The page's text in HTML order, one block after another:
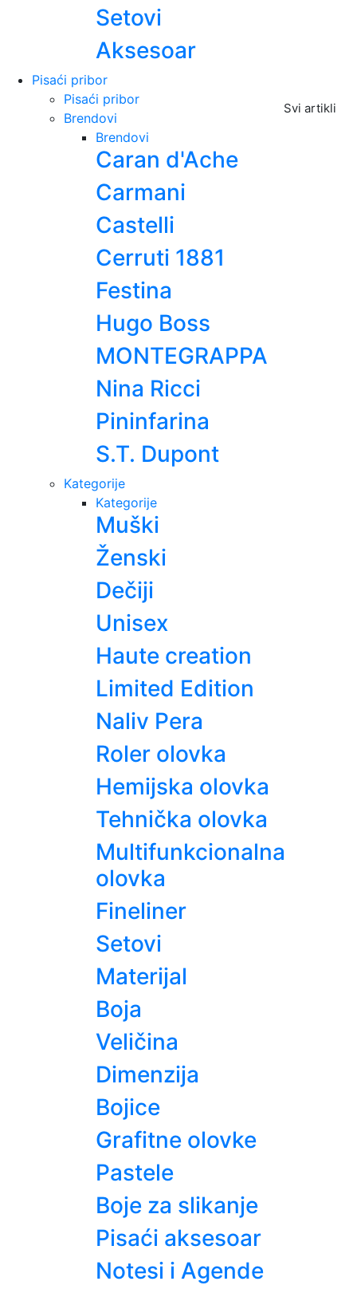
Setovi
Aksesoar
Pisaći pribor
Svi artikli
Pisaći pribor
Brendovi
Brendovi
Caran d'Ache
Carmani
Castelli
Cerruti 1881
Festina
Hugo Boss
MONTEGRAPPA
Nina Ricci
Pininfarina
S.T. Dupont
Kategorije
Kategorije
Muški
Ženski
Dečiji
Unisex
Haute creation
Limited Edition
Naliv Pera
Roler olovka
Hemijska olovka
Tehnička olovka
Multifunkcionalna
olovka
Fineliner
Setovi
Materijal
Boja
Veličina
Dimenzija
Bojice
Grafitne olovke
Pastele
Boje za slikanje
Pisaći aksesoar
Notesi i Agende